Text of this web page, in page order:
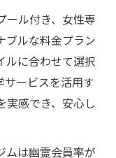
ール付き、女性専
ブルな料金プラン
ルに合わせて選択
サービスを活用す
実感でき、安心し
ムは幽霊会員率が